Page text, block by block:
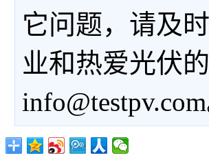
它问题，请及
业和热爱光伏
info@testpv.com